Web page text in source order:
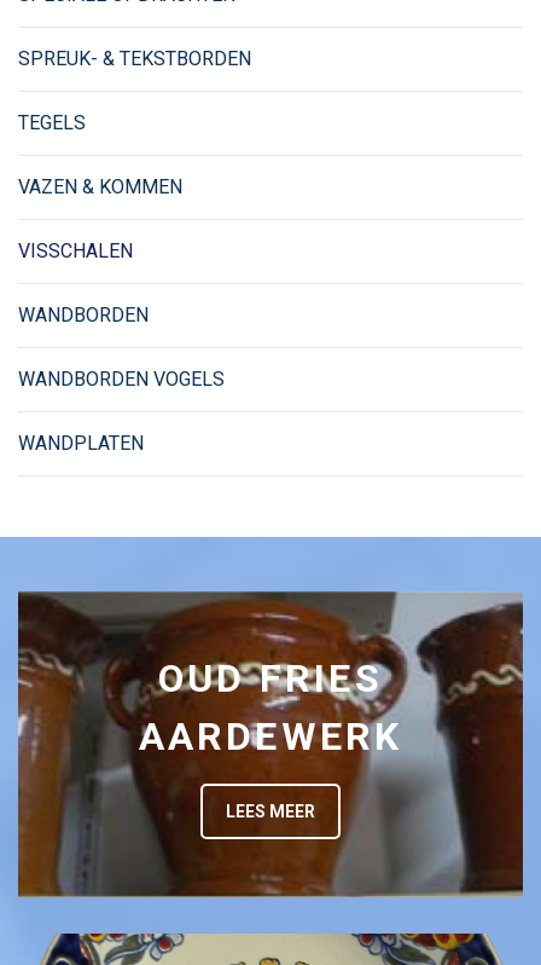
SPREUK- & TEKSTBORDEN
TEGELS
VAZEN & KOMMEN
VISSCHALEN
WANDBORDEN
WANDBORDEN VOGELS
WANDPLATEN
OUD FRIES
AARDEWERK
LEES MEER